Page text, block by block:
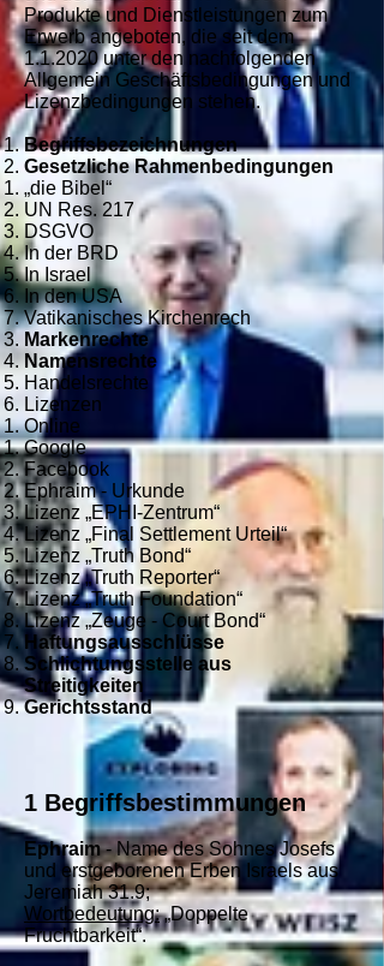
Produkte und Dienstleistungen zum
Erwerb angeboten, die seit dem
1.1.2020 unter den nachfolgenden
Allgemein Geschäftsbedingungen und
Lizenzbedingungen stehen.
Begriffsbezeichnungen
Gesetzliche Rahmenbedingungen
„die Bibel“
UN Res. 217
DSGVO
In der BRD
In Israel
In den USA
Vatikanisches Kirchenrech
Markenrechte
Namensrechte
Handelsrechte
Lizenzen​
Online​​​
Google
Facebook​
Ephraim - Urkunde
Lizenz „EPHI-Zentrum“
Lizenz „Final Settlement Urteil“
Lizenz „Truth Bond“
Lizenz „Truth Reporter“
Lizenz „Truth Foundation“
Lizenz „Zeuge - Court Bond“
Haftungsausschlüsse
Schlichtungsstelle aus
Streitigkeiten
Gerichtsstand
1 Begriffsbestimmungen
Ephraim- Name des Sohnes Josefs
und erstgeborenen Erben Israels aus
Jeremiah 31.9;
Wortbedeutung:„Doppelte
Fruchtbarkeit“.